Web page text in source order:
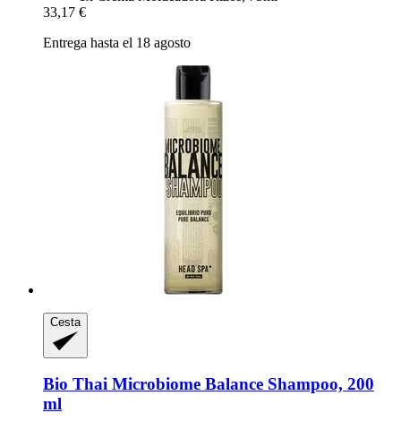
33,17 €
Entrega hasta el 18 agosto
Cesta
Bio Thai Microbiome Balance Shampoo, 200
ml